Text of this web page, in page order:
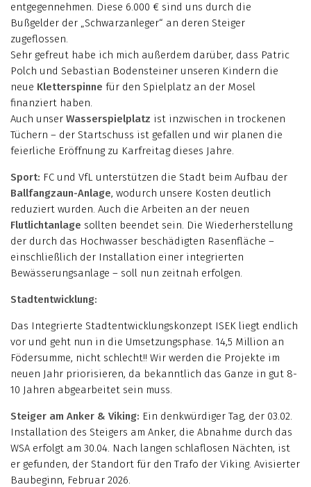
entgegennehmen. Diese 6.000 € sind uns durch die
Bußgelder der „Schwarzanleger“ an deren Steiger
zugeflossen.
Sehr gefreut habe ich mich außerdem darüber, dass Patric
Polch und Sebastian Bodensteiner unseren Kindern die
neue Kletterspinne für den Spielplatz an der Mosel
finanziert haben.
Auch unser Wasserspielplatz ist inzwischen in trockenen
Tüchern – der Startschuss ist gefallen und wir planen die
feierliche Eröffnung zu Karfreitag dieses Jahre.
Sport: FC und VfL unterstützen die Stadt beim Aufbau der
Ballfangzaun-Anlage, wodurch unsere Kosten deutlich
reduziert wurden. Auch die Arbeiten an der neuen
Flutlichtanlage sollten beendet sein. Die Wiederherstellung
der durch das Hochwasser beschädigten Rasenfläche –
einschließlich der Installation einer integrierten
Bewässerungsanlage – soll nun zeitnah erfolgen.
Stadtentwicklung:
Das Integrierte Stadtentwicklungskonzept ISEK liegt endlich
vor und geht nun in die Umsetzungsphase. 14,5 Million an
Födersumme, nicht schlecht!! Wir werden die Projekte im
neuen Jahr priorisieren, da bekanntlich das Ganze in gut 8-
10 Jahren abgearbeitet sein muss.
Steiger am Anker & Viking: Ein denkwürdiger Tag, der 03.02.
Installation des Steigers am Anker, die Abnahme durch das
WSA erfolgt am 30.04. Nach langen schlaflosen Nächten, ist
er gefunden, der Standort für den Trafo der Viking. Avisierter
Baubeginn, Februar 2026.